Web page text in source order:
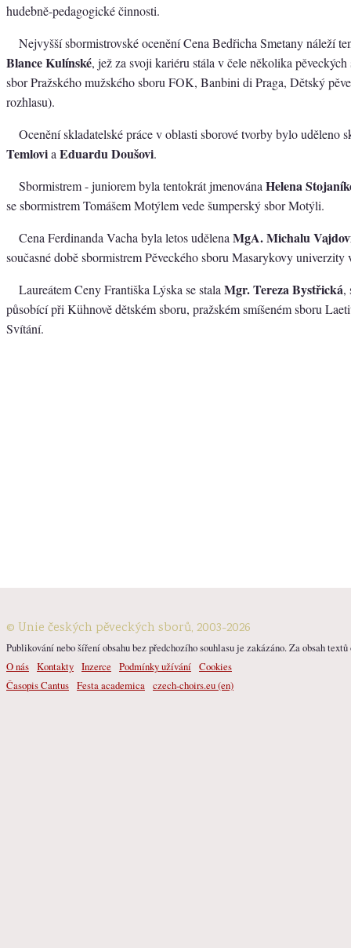
hudebně-pedagogické činnosti.
Nejvyšší sbormistrovské ocenění Cena Bedřicha Smetany náleží
Blance Kulínské, jež za svoji kariéru stála v čele několika
sbor Pražského mužského sboru FOK, Banbini di Praga, Dětský
rozhlasu).
Ocenění skladatelské práce v oblasti sborové tvorby bylo uděleno
Temlovia Eduardu Doušovi.
Sbormistrem - juniorem byla tentokrát jmenována Helena
se sbormistrem Tomášem Motýlem vede šumperský sbor Motýli.
Cena Ferdinanda Vacha byla letos udělena MgA. Michalu
současné době sbormistrem Pěveckého sboru Masarykovy univerzity
Laureátem Ceny Františka Lýska se stala Mgr. Tereza Bystřická,
působící při Kühnově dětském sboru, pražském smíšeném sboru
Svítání.
© Unie českých pěveckých sborů, 2003-2026
Publikování nebo šíření obsahu bez předchozího souhlasu je zakázáno. Za obsah
O nás Kontakty Inzerce Podmínky užívání Cookies
Časopis Cantus Festa academica czech-choirs.eu (en)